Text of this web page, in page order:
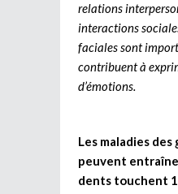
relations
interactions
faciales sont
contribuent à
d’émotions.
Les maladies
peuvent
dents touchent